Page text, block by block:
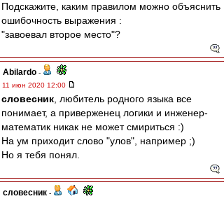
Подскажите, каким правилом можно объяснить
ошибочность выражения :
"завоевал второе место"?
Abilardo -
11 июн 2020 12:00
словесник , любитель родного языка все
понимает, а приверженец логики и инженер-
математик никак не может смириться :)
На ум приходит слово "улов", например ;)
Но я тебя понял.
словесник -